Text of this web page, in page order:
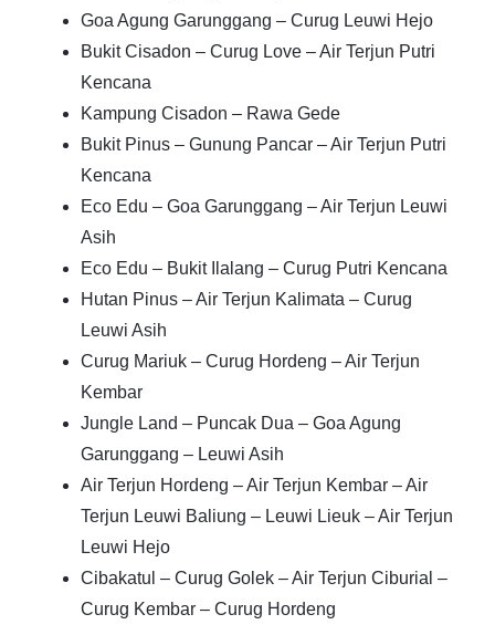
Goa Agung Garunggang – Curug Leuwi Hejo
Bukit Cisadon – Curug Love – Air Terjun Putri
Kencana
Kampung Cisadon – Rawa Gede
Bukit Pinus – Gunung Pancar – Air Terjun Putri
Kencana
Eco Edu – Goa Garunggang – Air Terjun Leuwi
Asih
Eco Edu – Bukit Ilalang – Curug Putri Kencana
Hutan Pinus – Air Terjun Kalimata – Curug
Leuwi Asih
Curug Mariuk – Curug Hordeng – Air Terjun
Kembar
Jungle Land – Puncak Dua – Goa Agung
Garunggang – Leuwi Asih
Air Terjun Hordeng – Air Terjun Kembar – Air
Terjun Leuwi Baliung – Leuwi Lieuk – Air Terjun
Leuwi Hejo
Cibakatul – Curug Golek – Air Terjun Ciburial –
Curug Kembar – Curug Hordeng